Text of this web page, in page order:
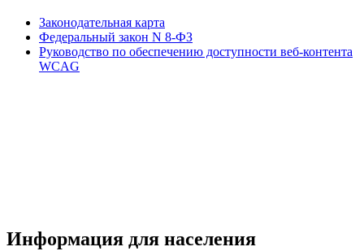
Законодательная карта
Федеральный закон N 8-ФЗ
Руководство по обеспечению доступности веб-контента
WCAG
Информация для населения